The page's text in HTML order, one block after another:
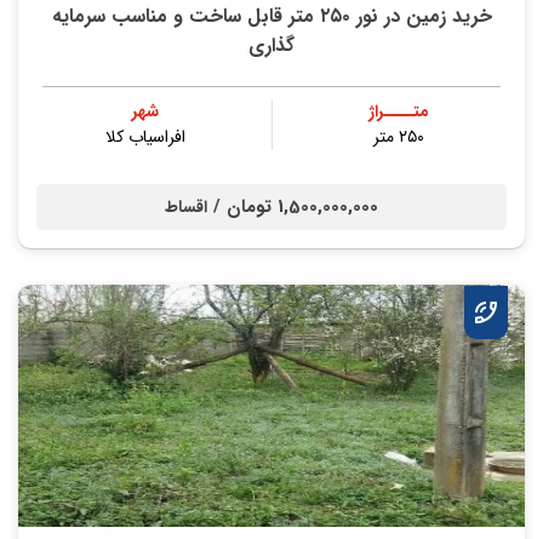
خرید زمین در نور ۲۵۰ متر قابل ساخت و مناسب سرمایه
گذاری
متــــراژ
۲۵۰ متر
شهر
افراسیاب کلا
1,500,000,000 تومان / اقساط